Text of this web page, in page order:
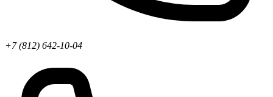
+7 (812) 642-10-04